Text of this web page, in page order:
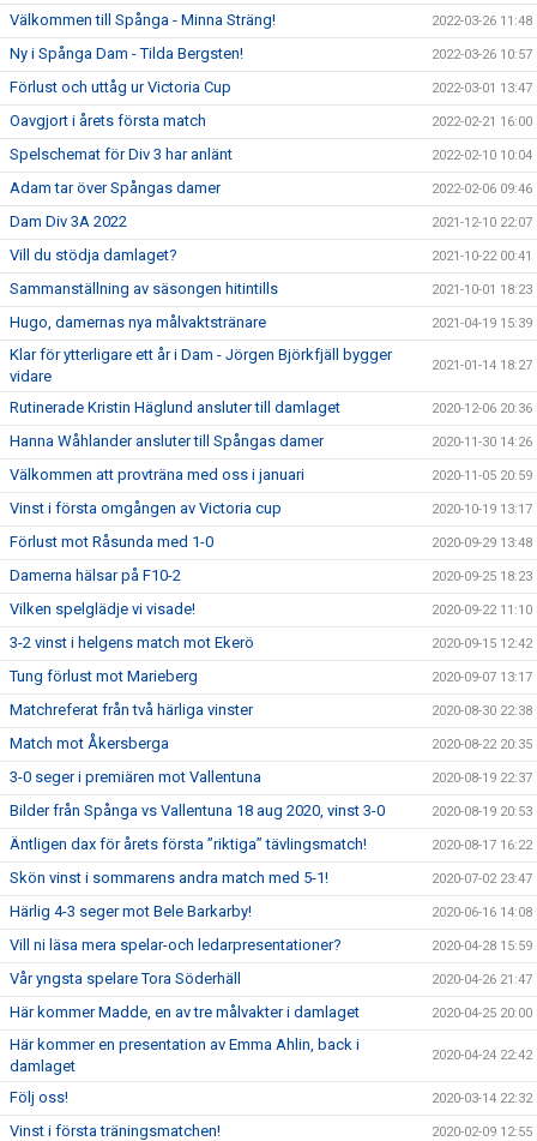
Välkommen till Spånga - Minna Sträng! 2022-03-26 11:48
Ny i Spånga Dam - Tilda Bergsten! 2022-03-26 10:57
Förlust och uttåg ur Victoria Cup 2022-03-01 13:47
Oavgjort i årets första match 2022-02-21 16:00
Spelschemat för Div 3 har anlänt 2022-02-10 10:04
Adam tar över Spångas damer 2022-02-06 09:46
Dam Div 3A 2022 2021-12-10 22:07
Vill du stödja damlaget? 2021-10-22 00:41
Sammanställning av säsongen hitintills 2021-10-01 18:23
Hugo, damernas nya målvaktstränare 2021-04-19 15:39
Klar för ytterligare ett år i Dam - Jörgen Björkfjäll bygger
vidare
2021-01-14 18:27
Rutinerade Kristin Häglund ansluter till damlaget 2020-12-06 20:36
Hanna Wåhlander ansluter till Spångas damer 2020-11-30 14:26
Välkommen att provträna med oss i januari 2020-11-05 20:59
Vinst i första omgången av Victoria cup 2020-10-19 13:17
Förlust mot Råsunda med 1-0 2020-09-29 13:48
Damerna hälsar på F10-2 2020-09-25 18:23
Vilken spelglädje vi visade! 2020-09-22 11:10
3-2 vinst i helgens match mot Ekerö 2020-09-15 12:42
Tung förlust mot Marieberg 2020-09-07 13:17
Matchreferat från två härliga vinster 2020-08-30 22:38
Match mot Åkersberga 2020-08-22 20:35
3-0 seger i premiären mot Vallentuna 2020-08-19 22:37
Bilder från Spånga vs Vallentuna 18 aug 2020, vinst 3-0 2020-08-19 20:53
Äntligen dax för årets första ”riktiga” tävlingsmatch! 2020-08-17 16:22
Skön vinst i sommarens andra match med 5-1! 2020-07-02 23:47
Härlig 4-3 seger mot Bele Barkarby! 2020-06-16 14:08
Vill ni läsa mera spelar-och ledarpresentationer? 2020-04-28 15:59
Vår yngsta spelare Tora Söderhäll 2020-04-26 21:47
Här kommer Madde, en av tre målvakter i damlaget 2020-04-25 20:00
Här kommer en presentation av Emma Ahlin, back i
damlaget
2020-04-24 22:42
Följ oss! 2020-03-14 22:32
Vinst i första träningsmatchen! 2020-02-09 12:55